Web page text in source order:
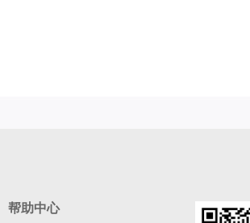
帮助中心